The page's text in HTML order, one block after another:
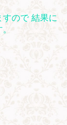
ので 結果に